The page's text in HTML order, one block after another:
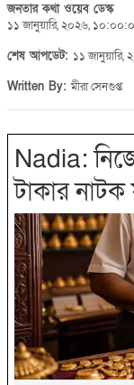
জনতার কথা ওয়েব ডেস্ক
১১ জানুয়ারি, ২০২৬,
শেষ আপডেট: ১১
Written By:মীরা সেনগুপ্ত
Nadia:
টাকার